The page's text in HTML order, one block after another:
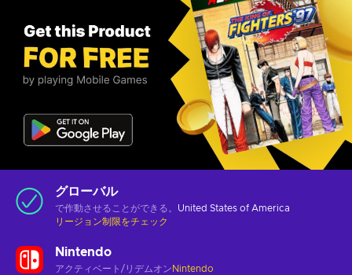
グローバル
で作動させることができる。 United States of America
リージョン制限をチェック
Nintendo
アクティベート/リデムオン Nintendo